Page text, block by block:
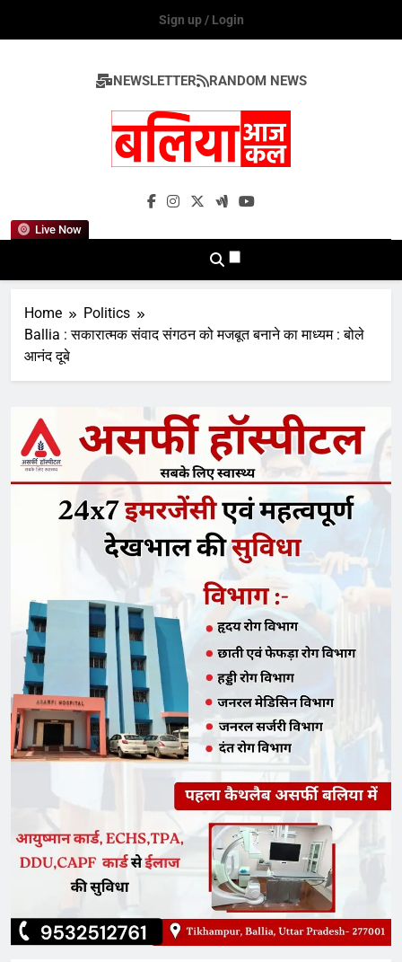
Sign up / Login
NEWSLETTER RANDOM NEWS
Live Now
Ballia Aaj Kal
Home
Politics
Ballia : सकारात्मक संवाद संगठन को मजबूत बनाने का माध्यम : बोले
आनंद दूबे